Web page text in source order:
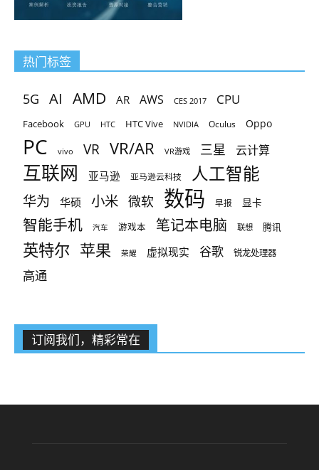
热门标签
5G AI AMD AR AWS CES 2017 CPU
Facebook GPU HTC HTC Vive NVIDIA Oculus Oppo
PC vivo VR VR/AR VR游戏 三星 云计算
互联网 亚马逊 亚马逊云科技 人工智能
华为 华硕 小米 微软 数码 早报 显卡
智能手机 汽车 游戏本 笔记本电脑 联想 腾讯
英特尔 苹果 荣耀 虚拟现实 谷歌 锐龙处理器
高通
订阅我们，精彩常在